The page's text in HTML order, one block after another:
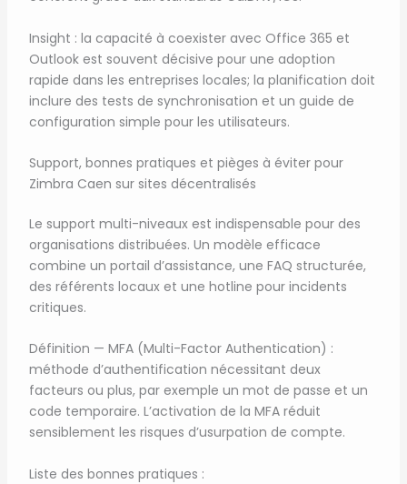
Insight : la capacité à coexister avec Office 365 et
Outlook est souvent décisive pour une adoption
rapide dans les entreprises locales; la planification doit
inclure des tests de synchronisation et un guide de
configuration simple pour les utilisateurs.
Support, bonnes pratiques et pièges à éviter pour
Zimbra Caen sur sites décentralisés
Le support multi-niveaux est indispensable pour des
organisations distribuées. Un modèle efficace
combine un portail d’assistance, une FAQ structurée,
des référents locaux et une hotline pour incidents
critiques.
Définition — MFA (Multi-Factor Authentication) :
méthode d’authentification nécessitant deux
facteurs ou plus, par exemple un mot de passe et un
code temporaire. L’activation de la MFA réduit
sensiblement les risques d’usurpation de compte.
Liste des bonnes pratiques :